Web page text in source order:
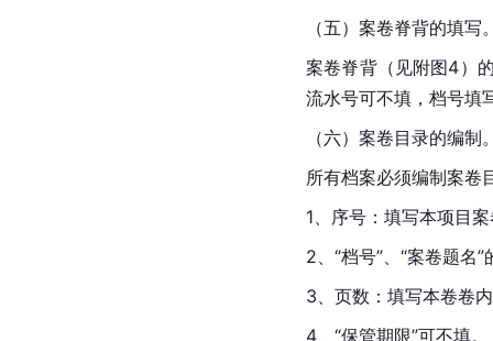
（五）案卷脊背的填写
案卷脊背（见附图4）
流水号可不填，档号填
（六）案卷目录的编制
所有档案必须编制案卷
1、序号：填写本项目
2、“档号”、“案卷题名
3、页数：填写本卷卷
4、“保管期限”可不填。